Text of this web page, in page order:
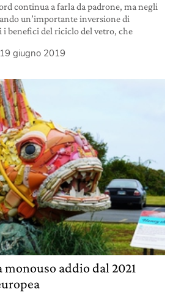
continua a farla da padrone, ma negli
un’importante inversione di
benefici del riciclo del vetro, che
19 giugno 2019
addio dal 2021